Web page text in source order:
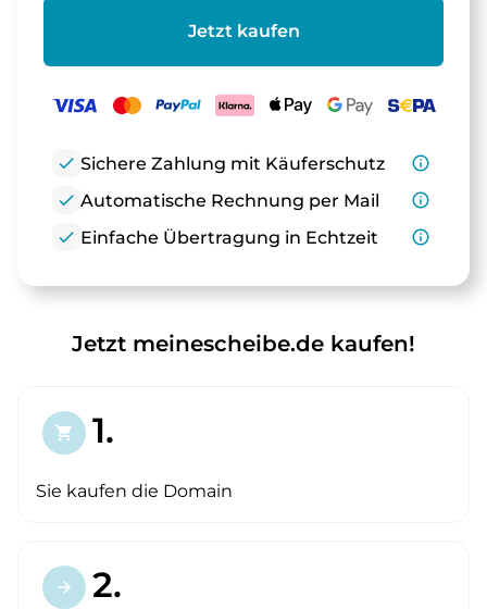
Jetzt kaufen
check Sichere Zahlung mit Käuferschutz
info_outline
check Automatische Rechnung per Mail
info_outline
check Einfache Übertragung in Echtzeit info_outline
Jetzt meinescheibe.de kaufen!
shopping_cart 1.
Sie kaufen die Domain
arrow_forward 2.